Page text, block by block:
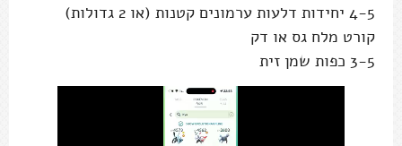
4-5 יחידות דלעות ערמונים קטנות (או 2 גדולות)
קורט מלח גס או דק
3-5 כפות שמן זית